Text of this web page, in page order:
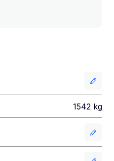
1542 kg